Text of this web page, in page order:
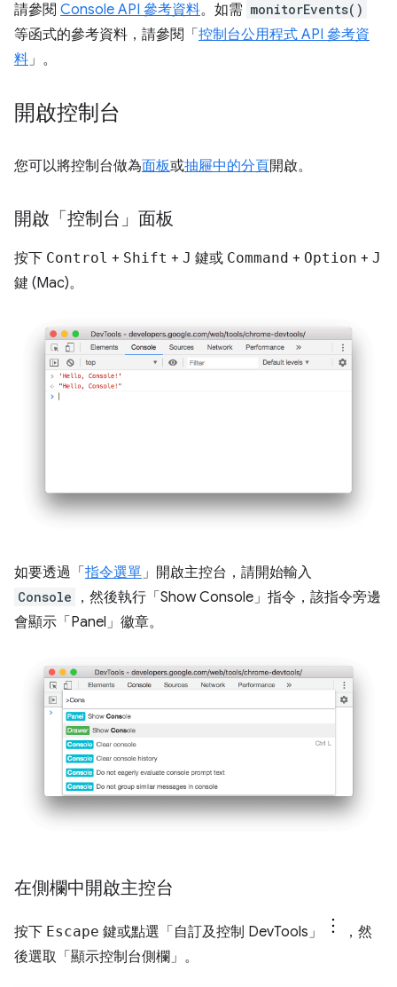
請參閱 Console API 參考資料。如需 monitorEvents()
等函式的參考資料，請參閱「 控制台公用程式 API 參考資
料」。
開啟控制台
您可以將控制台做為面板或抽屜中的分頁開啟。
開啟「控制台」面板
按下 Control + Shift + J 鍵或 Command + Option + J
鍵 (Mac)。
如要透過「指令選單 」開啟主控台，請開始輸入
Console ，然後執行「Show Console」 指令，該指令旁邊
會顯示「Panel」 徽章。
在側欄中開啟主控台
按下 Escape 鍵或點選「自訂及控制 DevTools」
，然
後選取「顯示控制台側欄」 。